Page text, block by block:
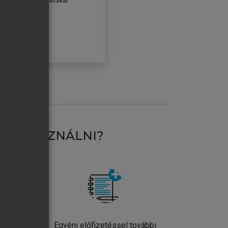
HASZNÁLNI?
Egyéni előfizetéssel további